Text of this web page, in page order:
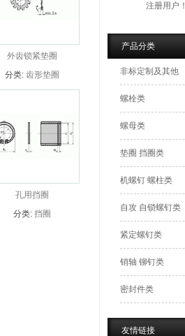
外齿锁紧垫圈
分类: 齿形垫圈
孔用挡圈
分类: 挡圈
注册用户！
产品分类
非标定制及其他
螺栓类
螺母类
垫圈 挡圈类
机螺钉 螺柱类
自攻 自锁螺钉类
紧定螺钉类
销轴 铆钉类
密封件类
友情链接